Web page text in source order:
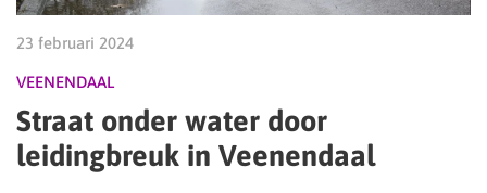
23 februari 2024
VEENENDAAL
Straat onder water door
leidingbreuk in Veenendaal